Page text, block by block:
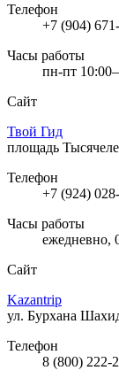
Телефон
+7 (904)
Часы работы
пн-пт
Сайт
Твой Гид
площадь
Телефон
+7 (924)
Часы работы
ежедневно,
Сайт
Kazantrip
ул. Бурхана
Телефон
8 (800) 222-